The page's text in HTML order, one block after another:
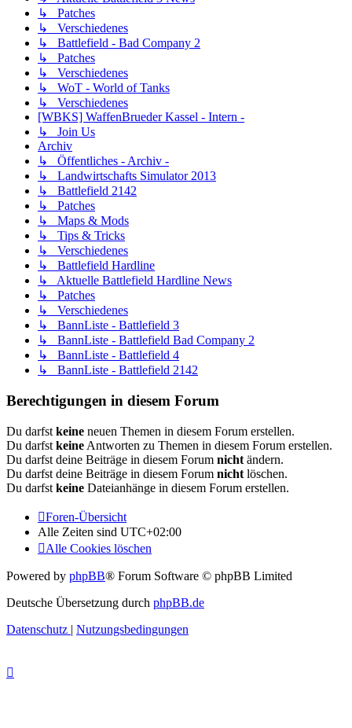
↳ Patches
↳ Verschiedenes
↳ Battlefield - Bad Company 2
↳ Patches
↳ Verschiedenes
↳ WoT - World of Tanks
↳ Verschiedenes
[WBKS] WaffenBrueder Kassel - Intern -
↳ Join Us
Archiv
↳ Öffentliches - Archiv -
↳ Landwirtschafts Simulator 2013
↳ Battlefield 2142
↳ Patches
↳ Maps & Mods
↳ Tips & Tricks
↳ Verschiedenes
↳ Battlefield Hardline
↳ Aktuelle Battlefield Hardline News
↳ Patches
↳ Verschiedenes
↳ BannListe - Battlefield 3
↳ BannListe - Battlefield Bad Company 2
↳ BannListe - Battlefield 4
↳ BannListe - Battlefield 2142
Berechtigungen in diesem Forum
Du darfst keine neuen Themen in diesem Forum erstellen.
Du darfst keine Antworten zu Themen in diesem Forum erstellen.
Du darfst deine Beiträge in diesem Forum nicht ändern.
Du darfst deine Beiträge in diesem Forum nicht löschen.
Du darfst keine Dateianhänge in diesem Forum erstellen.
Foren-Übersicht
Alle Zeiten sind UTC+02:00
Alle Cookies löschen
Powered by phpBB® Forum Software © phpBB Limited
Deutsche Übersetzung durch phpBB.de
Datenschutz | Nutzungsbedingungen